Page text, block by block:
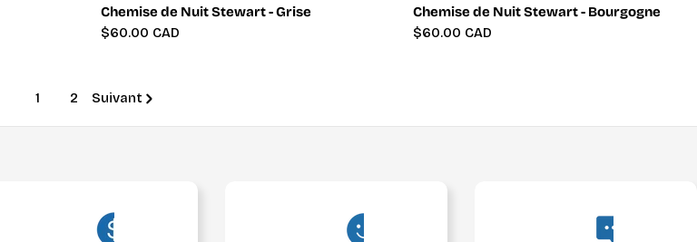
Chemise de Nuit Stewart - Grise
Prix
$60.00 CAD
Chemise de Nuit Stewart - Bourgogne
Prix
$60.00 CAD
1 2 Suivant